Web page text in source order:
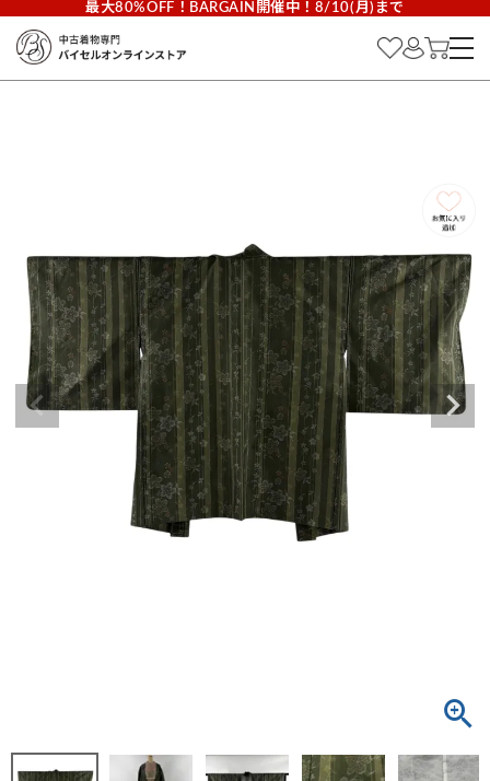
最大80%OFF！BARGAIN開催中！8/10(月)まで